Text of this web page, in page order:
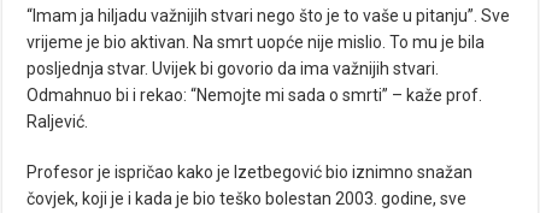
“Imam ja hiljadu važnijih stvari nego što je to vaše u pitanju”. Sve
vrijeme je bio aktivan. Na smrt uopće nije mislio. To mu je bila
posljednja stvar. Uvijek bi govorio da ima važnijih stvari.
Odmahnuo bi i rekao: “Nemojte mi sada o smrti” – kaže prof.
Raljević.
Profesor je ispričao kako je Izetbegović bio iznimno snažan
čovjek, koji je i kada je bio teško bolestan 2003. godine, sve